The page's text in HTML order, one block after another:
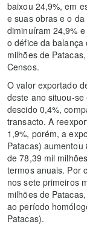
baixou 24,9%, em
e suas obras e o
diminuíram 24,9%
o défice da balança
milhões de
Censos.
O valor exportado
deste ano situou-
descido 0,4%,
transacto. A
1,9%, porém, a
Patacas)
de 78,39 mil
termos anuais. Por
nos sete primeiros
milhões de
ao período
Patacas).